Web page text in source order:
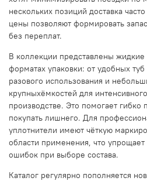
нескольких позиций доставка
цены позволяют формировать
без переплат.
В коллекции представлены жидкие
форматах упаковки: от удобных
разового использования и
крупныхёмкостей для
производстве. Это помогает
покупать лишнего. Для
уплотнители имеют чёткую
области применения, что
ошибок при выборе состава.
Каталог регулярно пополняется